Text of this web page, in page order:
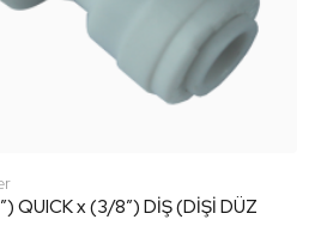
QUICK x (3/8″) DİŞ (DİŞİ DÜZ